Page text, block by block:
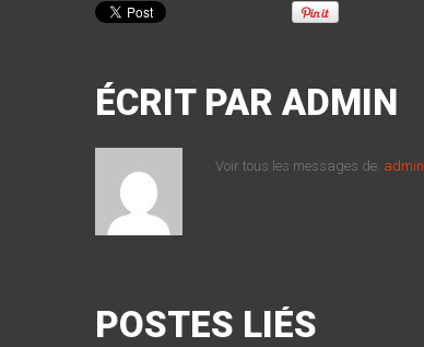
ÉCRIT PAR ADMIN
Voir tous les messages de: admin
POSTES LIÉS